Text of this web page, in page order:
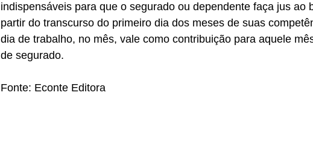
indispensáveis para que o segurado ou dependente faça jus ao
partir do transcurso do primeiro dia dos meses de suas
dia de trabalho, no mês, vale como contribuição para aquele
de segurado.
Fonte: Econte Editora